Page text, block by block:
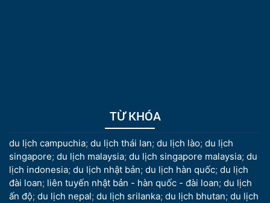
TỪ KHÓA
du lịch campuchia; du lịch thái lan; du lịch lào; du lịch
singapore; du lịch malaysia; du lịch singapore malaysia; du
lịch indonesia; du lịch nhật bản; du lịch hàn quốc; du lịch
đài loan; liên tuyến nhật bản - hàn quốc - đài loan; du lịch
ấn độ; du lịch nepal; du lịch srilanka; du lịch bhutan; du lịch